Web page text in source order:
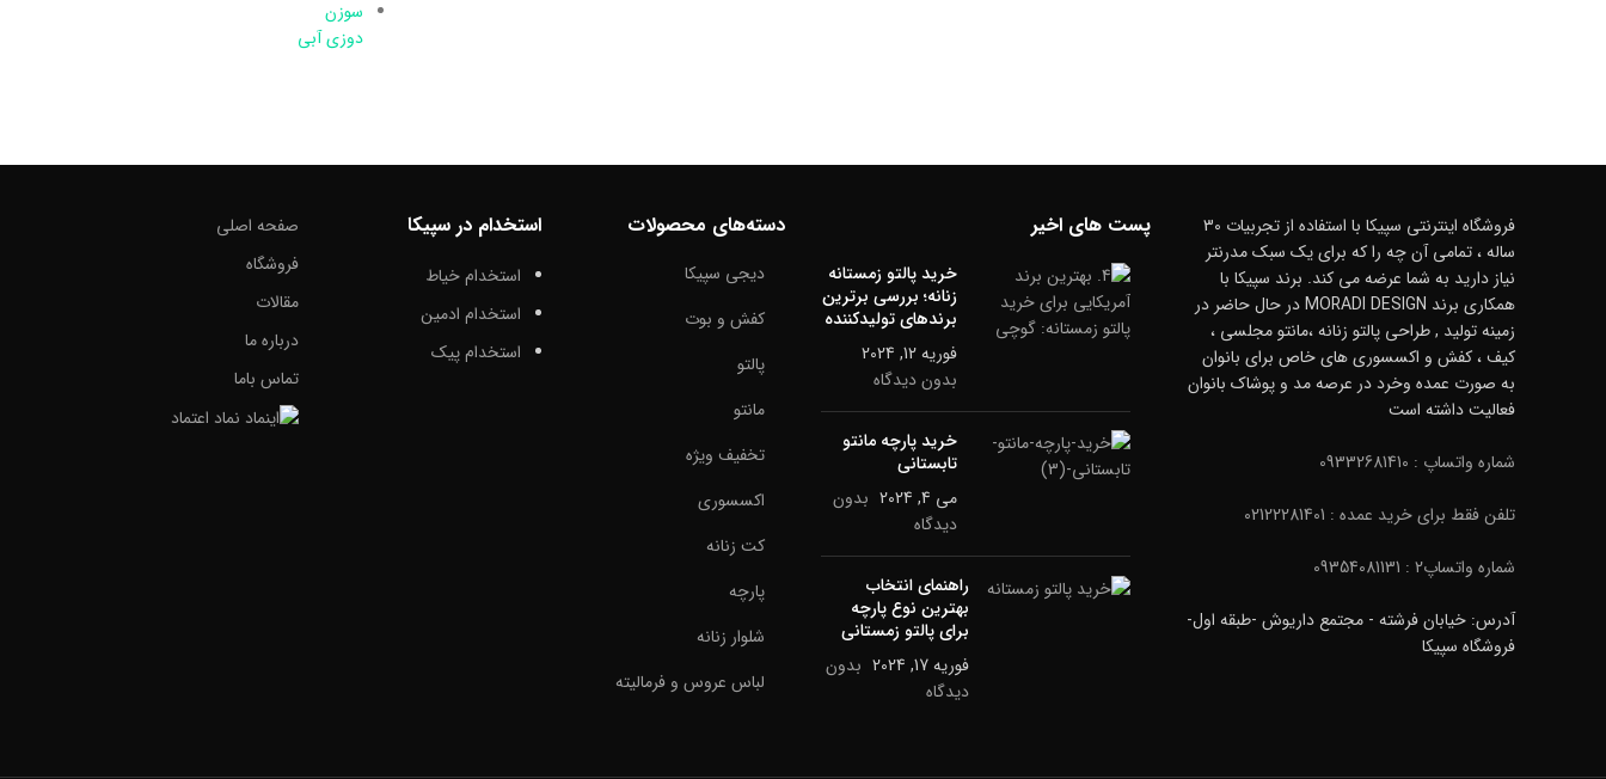
فروشگاه اینترنتی سپیکا با استفاده از تجربیات 30
ساله ، تمامی آن چه را که برای یک سبک مدرنتر
نیاز دارید به شما عرضه می کند. برند سپیکا با
همکاری برند MORADI DESIGN در حال حاضر در
زمینه تولید , طراحی پالتو زنانه ،مانتو مجلسی ،
کیف ، کفش و اکسسوری های خاص برای بانوان
به صورت عمده وخرد در عرصه مد و پوشاک بانوان
فعالیت داشته است
شماره واتساپ : 09332681410
تلفن فقط برای خرید عمده : 02122281401
شماره واتساپ2 : 09354081131
آدرس: خیابان فرشته - مجتمع داریوش -طبقه اول-
فروشگاه سپیکا
پست های اخیر
خرید پالتو زمستانه
زنانه؛ بررسی برترین
برندهای تولیدکننده
فوریه 12, 2024
بدون دیدگاه
خرید پارچه مانتو
تابستانی
می 4, 2024
بدون
دیدگاه
راهنمای انتخاب
بهترین نوع پارچه
برای پالتو زمستانی
فوریه 17, 2024
بدون
دیدگاه
دسته‌های محصولات
دیجی سپیکا
کفش و بوت
پالتو
مانتو
تخفیف ویژه
اکسسوری
کت زنانه
پارچه
شلوار زنانه
لباس عروس و فرمالیته
استخدام در سپیکا
استخدام خیاط
استخدام ادمین
استخدام پیک
صفحه اصلی
فروشگاه
مقالات
درباره ما
تماس باما